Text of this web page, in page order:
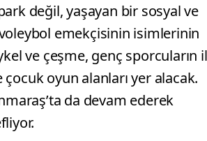
değil, yaşayan bir sosyal ve
emekçisinin isimlerinin
ve çeşme, genç sporcuların
çocuk oyun alanları yer alacak.
da devam ederek